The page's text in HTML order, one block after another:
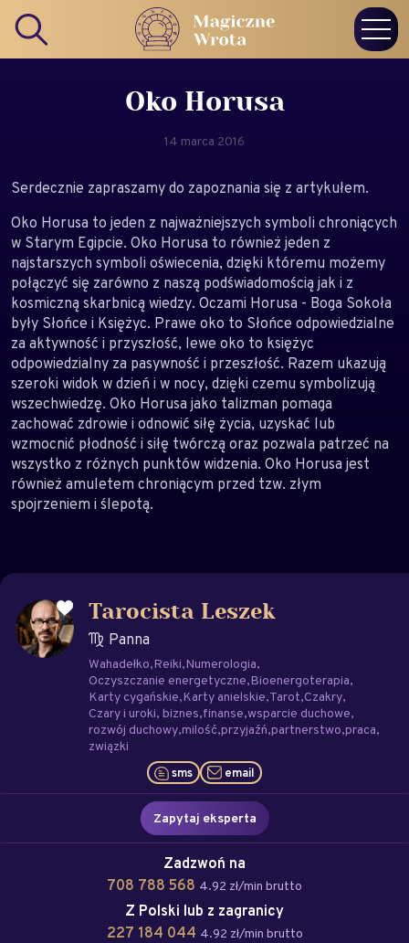
Oko Horusa
14 marca 2016
Serdecznie zapraszamy do zapoznania się z artykułem.
Oko Horusa to jeden z najważniejszych symboli chroniących
w Starym Egipcie. Oko Horusa to również jeden z
najstarszych symboli oświecenia, dzięki któremu możemy
połączyć się zarówno z naszą podświadomością jak i z
kosmiczną skarbnicą wiedzy. Oczami Horusa - Boga Sokoła
były Słońce i Księżyc. Prawe oko to Słońce odpowiedzialne
za aktywność i przyszłość, lewe oko to księżyc
odpowiedzialny za pasywność i przeszłość. Razem ukazują
szeroki widok w dzień i w nocy, dzięki czemu symbolizują
wszechwiedzę. Oko Horusa jako talizman pomaga
zachować zdrowie i odnowić siłę życia, uzyskać lub
wzmocnić płodność i siłę twórczą oraz pozwala patrzeć na
wszystko z różnych punktów widzenia. Oko Horusa jest
również amuletem chroniącym przed tzw. złym
spojrzeniem i ślepotą.
Tarocista Leszek
Panna
Wahadełko Reiki Numerologia
Oczyszczanie energetyczne Bioenergoterapia
Karty cygańskie Karty anielskie Tarot Czakry
Czary i uroki biznes finanse wsparcie duchowe
rozwój duchowy milość przyjaźń partnerstwo praca
związki
sms email
Zapytaj eksperta
Zadzwoń na
708 788 568 4.92 zł/min brutto
Z Polski lub z zagranicy
227 184 044 4.92 zł/min brutto